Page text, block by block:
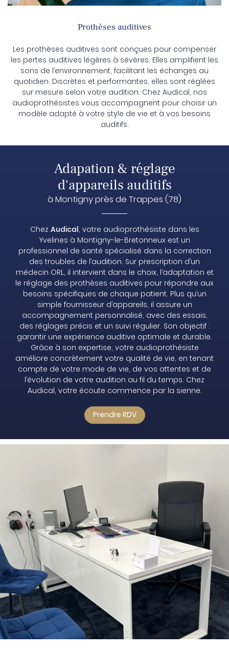
en ligne
Avis
Actualités
Restez
Inscription
Prendre RDV
Prothèses auditives
Les prothèses auditives sont conçues pour compenser
les pertes auditives légères à sévères. Elles amplifient les
sons de l’environnement, facilitant les échanges au
quotidien. Discrètes et performantes, elles sont réglées
sur mesure selon votre audition. Chez Audical, nos
audioprothésistes vous accompagnent pour choisir un
modèle adapté à votre style de vie et à vos besoins
auditifs.
Adapation & réglage
d'appareils auditifs
à Montigny près de Trappes (78)
Chez Audical, votre audioprothésiste dans les
Yvelines à Montigny-le-Bretonneux est un
professionnel de santé spécialisé dans la correction
des troubles de l’audition. Sur prescription d’un
médecin ORL, il intervient dans le choix, l’adaptation et
le réglage des prothèses auditives pour répondre aux
besoins spécifiques de chaque patient. Plus qu’un
simple fournisseur d’appareils, il assure un
accompagnement personnalisé, avec des essais,
des réglages précis et un suivi régulier. Son objectif :
garantir une expérience auditive optimale et durable.
Grâce à son expertise, votre audioprothésiste
améliore concrètement votre qualité de vie, en tenant
compte de votre mode de vie, de vos attentes et de
l’évolution de votre audition au fil du temps. Chez
Audical, votre écoute commence par la sienne.
Prendre RDV